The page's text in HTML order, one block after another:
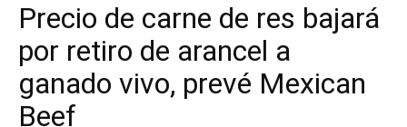
Precio de carne de res bajará
por retiro de arancel a
ganado vivo, prevé Mexican
Beef